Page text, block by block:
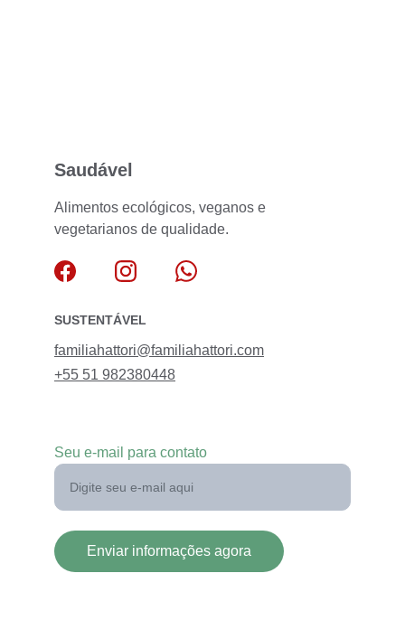
Saudável
Alimentos ecológicos, veganos e
vegetarianos de qualidade.
SUSTENTÁVEL
familiahattori@familiahattori.com
+55 51 982380448
Seu e-mail para contato
Enviar informações agora